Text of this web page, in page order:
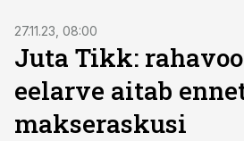
27.11.23, 08:00
Juta Tikk:
eelarve aitab
makseraskusi